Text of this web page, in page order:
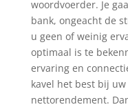
woordvoerder. Je
bank, ongeacht de
u geen of weinig
optimaal is te
ervaring en
kavel het best bij
nettorendement.